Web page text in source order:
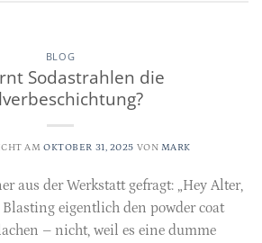
BLOG
Sodastrahlen die
AMOKTOBER 31, 2025 VON MARK
aus der Werkstatt gefragt: „Hey Alter,
eigentlich den powder coat
– nicht, weil es eine dumme